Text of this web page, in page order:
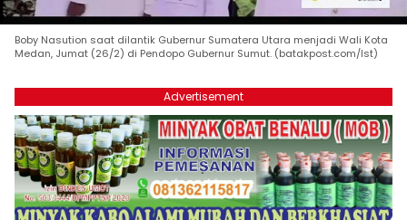
Boby Nasution saat dilantik Gubernur Sumatera Utara menjadi Wali Kota
Medan, Jumat (26/2) di Pendopo Gubernur Sumut. (batakpost.com/Ist)
Advertisement